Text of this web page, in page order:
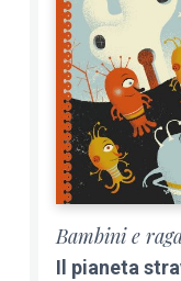
Bambini e
Il pianeta